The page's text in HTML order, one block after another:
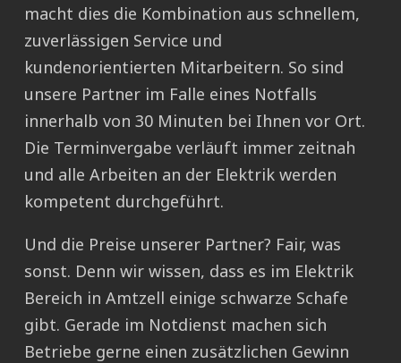
macht dies die Kombination aus schnellem,
zuverlässigen Service und
kundenorientierten Mitarbeitern. So sind
unsere Partner im Falle eines Notfalls
innerhalb von 30 Minuten bei Ihnen vor Ort.
Die Terminvergabe verläuft immer zeitnah
und alle Arbeiten an der Elektrik werden
kompetent durchgeführt.
Und die Preise unserer Partner? Fair, was
sonst. Denn wir wissen, dass es im Elektrik
Bereich in Amtzell einige schwarze Schafe
gibt. Gerade im Notdienst machen sich
Betriebe gerne einen zusätzlichen Gewinn